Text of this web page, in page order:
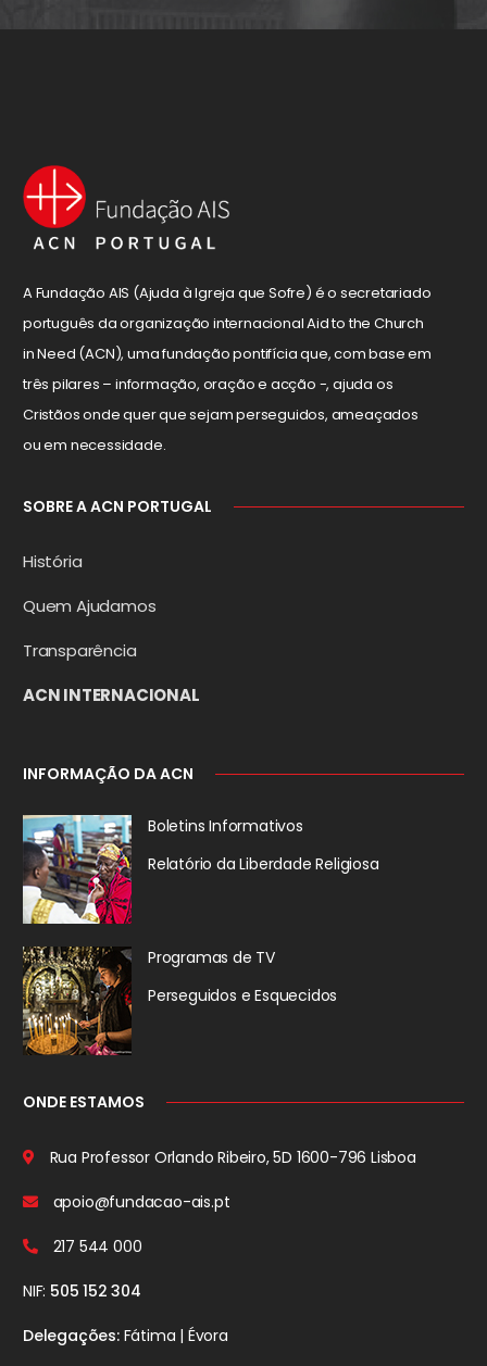
A Fundação AIS (Ajuda à Igreja que Sofre) é o secretariado
português da organização internacional Aid to the Church
in Need (ACN), uma fundação pontifícia que, com base em
três pilares – informação, oração e acção -, ajuda os
Cristãos onde quer que sejam perseguidos, ameaçados
ou em necessidade.
SOBRE A ACN PORTUGAL
História
Quem Ajudamos
Transparência
ACN INTERNACIONAL
INFORMAÇÃO DA ACN
Boletins Informativos
Relatório da Liberdade Religiosa
Programas de TV
Perseguidos e Esquecidos
ONDE ESTAMOS
Rua Professor Orlando Ribeiro, 5D 1600-796 Lisboa
apoio@fundacao-ais.pt
217 544 000
NIF: 505 152 304
Delegações:Fátima | Évora